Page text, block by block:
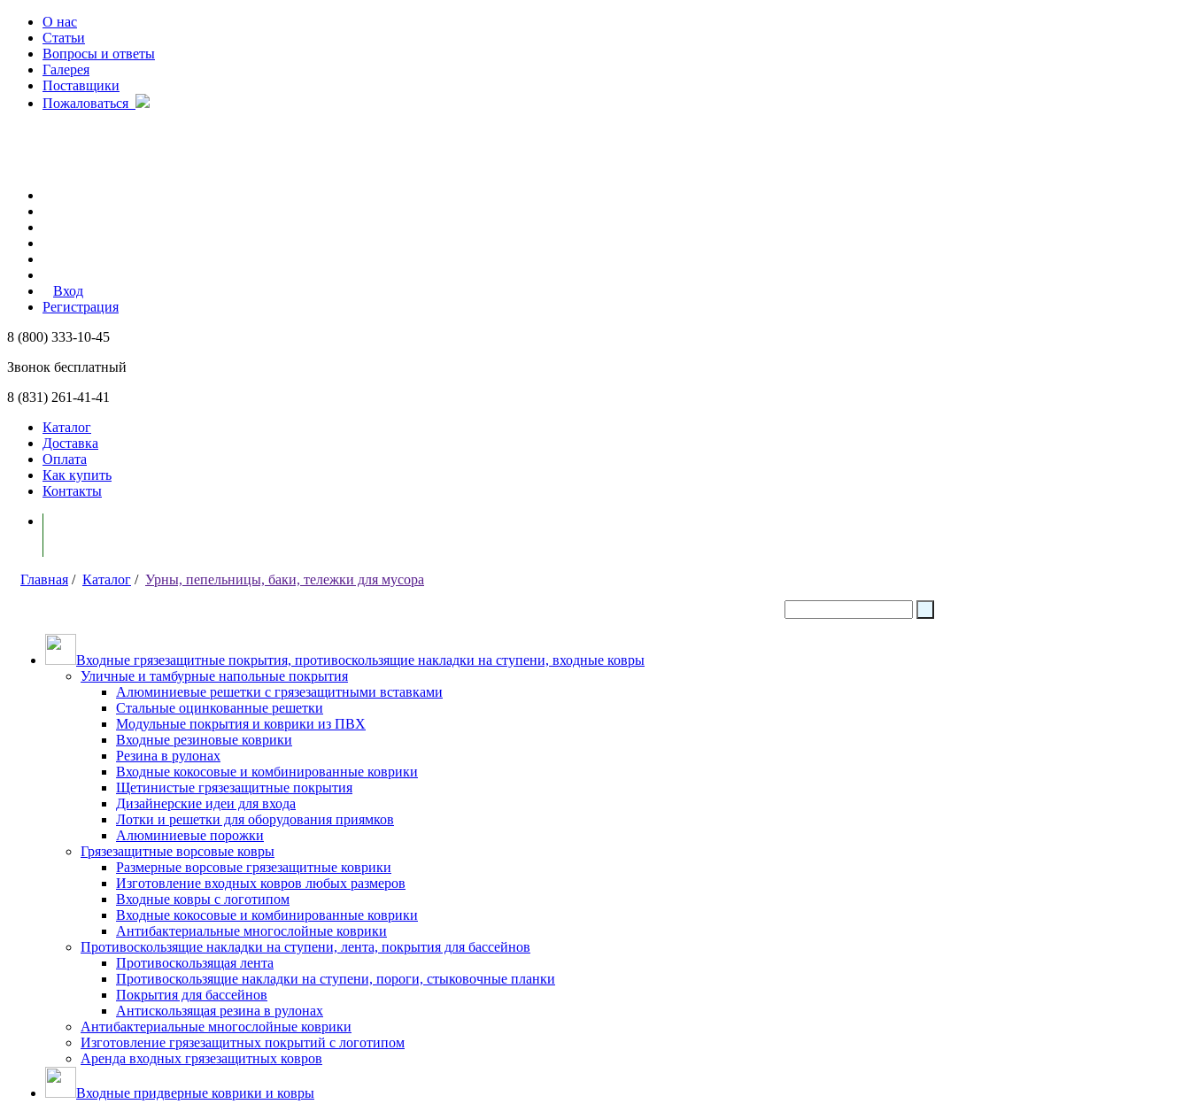
О нас
Статьи
Вопросы и ответы
Галерея
Поставщики
Пожаловаться
Вход
Регистрация
8 (800) 333-10-45
Звонок бесплатный
8 (831) 261-41-41
Каталог
Доставка
Оплата
Как купить
Контакты
Главная / Каталог / Урны, пепельницы, баки, тележки для мусора
Входные грязезащитные покрытия, противоскользящие накладки на ступени, входные ковры
Уличные и тамбурные напольные покрытия
Алюминиевые решетки с грязезащитными вставками
Стальные оцинкованные решетки
Модульные покрытия и коврики из ПВХ
Входные резиновые коврики
Резина в рулонах
Входные кокосовые и комбинированные коврики
Щетинистые грязезащитные покрытия
Дизайнерские идеи для входа
Лотки и решетки для оборудования приямков
Алюминиевые порожки
Грязезащитные ворсовые ковры
Размерные ворсовые грязезащитные коврики
Изготовление входных ковров любых размеров
Входные ковры с логотипом
Входные кокосовые и комбинированные коврики
Антибактериальные многослойные коврики
Противоскользящие накладки на ступени, лента, покрытия для бассейнов
Противоскользящая лента
Противоскользящие накладки на ступени, пороги, стыковочные планки
Покрытия для бассейнов
Антискользящая резина в рулонах
Антибактериальные многослойные коврики
Изготовление грязезащитных покрытий с логотипом
Аренда входных грязезащитных ковров
Входные придверные коврики и ковры